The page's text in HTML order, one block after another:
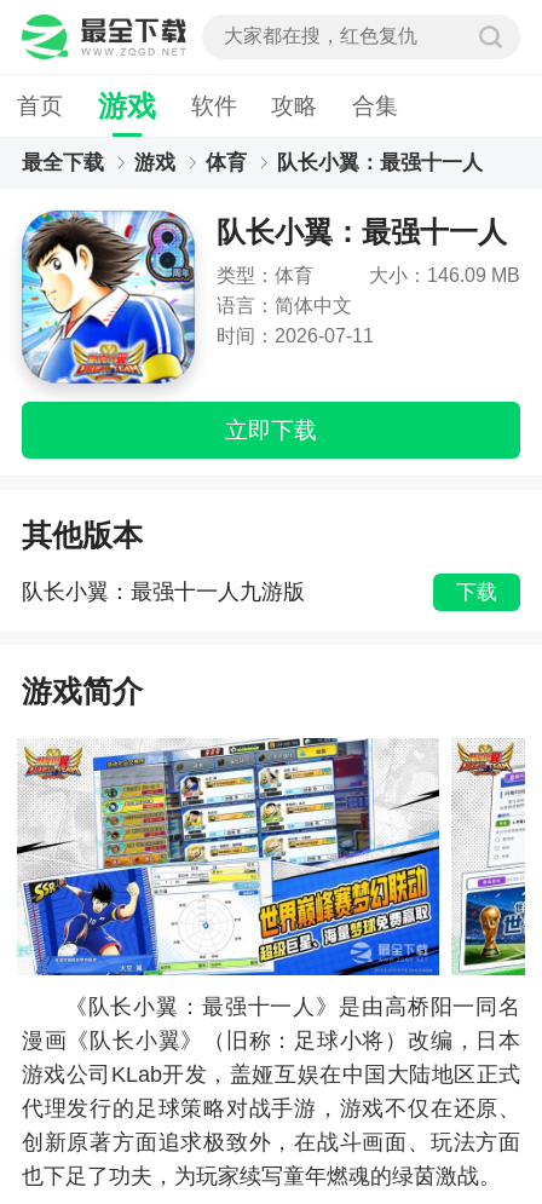
首页 游戏 软件 攻略 合集
最全下载 游戏 体育 队长小翼：最强十一人
队长小翼：最强十一人
类型：体育
大小：146.09 MB
语言：简体中文
时间：2026-07-11
立即下载
其他版本
队长小翼：最强十一人九游版 下载
游戏简介
《队长小翼：最强十一人》是由高桥阳一同名
漫画《队长小翼》（旧称：足球小将）改编，日本
游戏公司KLab开发，盖娅互娱在中国大陆地区正式
代理发行的足球策略对战手游，游戏不仅在还原、
创新原著方面追求极致外，在战斗画面、玩法方面
也下足了功夫，为玩家续写童年燃魂的绿茵激战。